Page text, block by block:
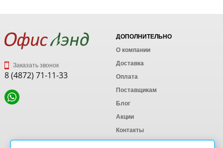
Заказать звонок
8 (4872) 71-11-33
ДОПОЛНИТЕЛЬНО
О компании
Доставка
Оплата
Поставщикам
Блог
Акции
Контакты